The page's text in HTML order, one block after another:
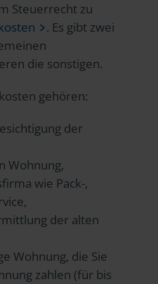
Steuerrecht zu
. Es gibt zwei
die sonstigen.
gehören:
der
Wohnung,
wie Pack-,
der alten
Wohnung, die Sie
zahlen (für bis